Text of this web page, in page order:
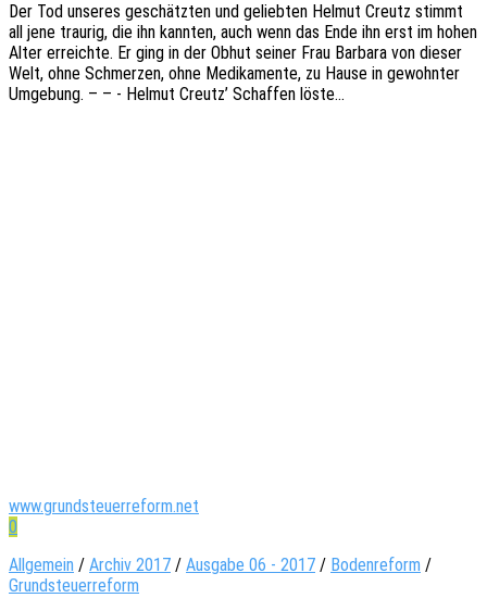
Der Tod unse­res geschätz­ten und gelieb­ten Helmut Creutz stimmt
all jene trau­rig, die ihn kann­ten, auch wenn das Ende ihn erst im hohen
Alter erreich­te. Er ging in der Obhut seiner Frau Barba­ra von dieser
Welt, ohne Schmer­zen, ohne Medi­ka­men­te, zu Hause in gewohn­ter
Umge­bung. – – - Helmut Creutz’ Schaf­fen löste…
www.grundsteuerreform.net
0
Allgemein / Archiv 2017 / Ausgabe 06 - 2017 / Bodenreform /
Grundsteuerreform